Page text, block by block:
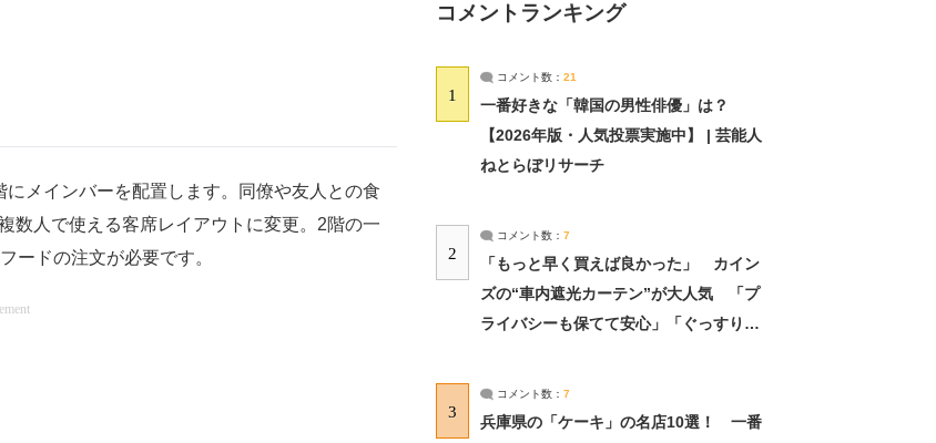
メインバーを配置します。同僚や友人との食
数人で使える客席レイアウトに変更。2階の一
ードの注文が必要です。
コメントランキング
1
コメント数： 21
一番好きな「韓国の男性俳優」は？
【2026年版・人気投票実施中】 | 芸能人
ねとらぼリサーチ
2
コメント数： 7
「もっと早く買えば良かった」 カイン
ズの“車内遮光カーテン”が大人気 「プ
ライバシーも保てて安心」「ぐっすり眠
3
コメント数： 7
兵庫県の「ケーキ」の名店10選！ 一番